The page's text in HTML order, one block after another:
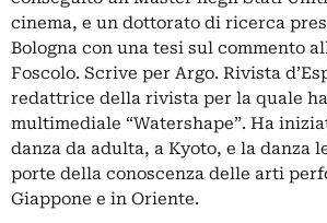
cinema, e un dottorato di ricerca
Bologna con una tesi sul commento
Foscolo. Scrive per Argo. Rivista
redattrice della rivista per la quale
multimediale “Watershape”. Ha
danza da adulta, a Kyoto, e la danza
porte della conoscenza delle arti
Giappone e in Oriente.